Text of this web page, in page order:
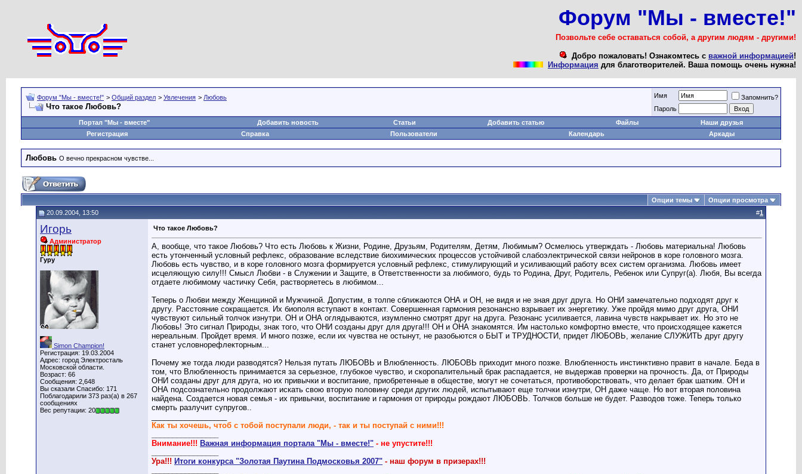
Форум "Мы - вместе!"
Позвольте себе оставаться собой, а другим людям - другими!
Добро пожаловать! Ознакомтесь с важной информацией!
Информация для благотворителей. Ваша помощь очень нужна!
Форум "Мы - вместе!" > Общий раздел > Увлечения > Любовь
Что такое Любовь?
Имя
Запомнить?
Пароль
Портал "Мы - вместе"
Добавить новость Статьи Добавить статью Файлы
Наши друзья
Регистрация
Справка Пользователи Календарь Аркады
Любовь О вечно прекрасном чувстве...
Опции темы
Опции просмотра
20.09.2004, 13:50
#1
Игорь
Администратор
Гуру
Simon Champion!
Регистрация: 19.03.2004
Адрес: город Электросталь
Московской области.
Возраст: 66
Сообщения: 2,648
Вы сказали Спасибо: 171
Поблагодарили 373 раз(а) в 267
сообщениях
Вес репутации: 20
Что такое Любовь?
А, вообще, что такое Любовь? Что есть Любовь к Жизни, Родине, Друзьям, Родителям, Детям, Любимым? Осмелюсь утверждать - Любовь материальна! Любовь
есть утонченный условный рефлекс, образование вследствие биохимических процессов устойчивой слабоэлектрической связи нейронов в коре головного мозга.
Любовь есть чувство, и в коре головного мозга формируется условный рефлекс, стимулирующий и усиливающий работу всех систем организма. Любовь имеет
исцеляющую силу!!! Смысл Любви - в Служении и Защите, в Ответственности за любимого, будь то Родина, Друг, Родитель, Ребенок или Супруг(а). Любя, Вы всегда
отдаете любимому частичку Себя, растворяетесь в любимом...
Теперь о Любви между Женщиной и Мужчиной. Допустим, в толпе сближаются ОНА и ОН, не видя и не зная друг друга. Но ОНИ замечательно подходят друг к
другу. Расстояние сокращается. Их биополя вступают в контакт. Совершенная гармония резонансно взрывает их энергетику. Уже пройдя мимо друг друга, ОНИ
чувствуют сильный толчок изнутри. ОН и ОНА оглядываются, изумленно смотрят друг на друга. Резонанс усиливается, лавина чувств накрывает их. Но это не
Любовь! Это сигнал Природы, знак того, что ОНИ созданы друг для друга!!! ОН и ОНА знакомятся. Им настолько комфортно вместе, что происходящее кажется
нереальным. Пройдет время. И много позже, если их чувства не остынут, не разобьются о БЫТ и ТРУДНОСТИ, придет ЛЮБОВЬ, желание СЛУЖИТЬ друг другу
станет условнорефлекторным...
Почему же тогда люди разводятся? Нельзя путать ЛЮБОВЬ и Влюбленность. ЛЮБОВЬ приходит много позже. Влюбленность инстинктивно правит в начале. Беда в
том, что Влюбленность принимается за серьезное, глубокое чувство, и скоропалительный брак распадается, не выдержав проверки на прочность. Да, от Природы
ОНИ созданы друг для друга, но их привычки и воспитание, приобретенные в обществе, могут не сочетаться, противоборствовать, что делает брак шатким. ОН и
ОНА подсознательно продолжают искать свою вторую половину среди других людей, испытывают еще толчки изнутри, ОН даже чаще. Но вот вторая половина
найдена. Создается новая семья - их привычки, воспитание и гармония от природы рождают ЛЮБОВЬ. Толчков больше не будет. Разводов тоже. Теперь только
смерть разлучит супругов..
Как ты хочешь, чтоб с тобой поступали люди, - так и ты поступай с ними!!!
Внимание!!! Важная информация портала "Мы - вместе!" - не упустите!!!
Ура!!! Итоги конкурса "Золотая Паутина Подмосковья 2007" - наш форум в призерах!!!